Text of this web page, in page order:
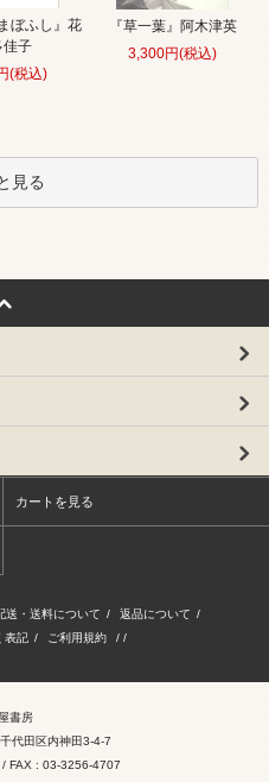
ぼふし』花
佳子
(税込)
『草一葉』阿木津英
3,300円(税込)
見る
カートを見る
送・送料について / 返品について /
表記 / ご利用規約 / /
書房
代田区内神田3-4-7
FAX : 03-3256-4707